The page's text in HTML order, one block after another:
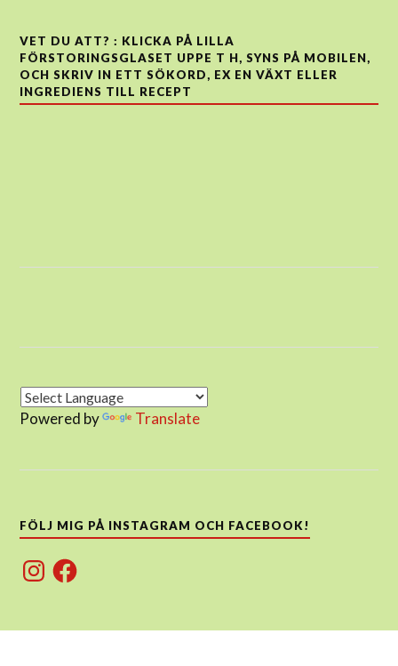
VET DU ATT? : KLICKA PÅ LILLA
FÖRSTORINGSGLASET UPPE T H, SYNS PÅ MOBILEN,
OCH SKRIV IN ETT SÖKORD, EX EN VÄXT ELLER
INGREDIENS TILL RECEPT
Powered by Translate
FÖLJ MIG PÅ INSTAGRAM OCH FACEBOOK!
InstagramFacebook